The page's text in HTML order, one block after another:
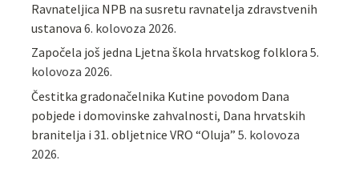
Ravnateljica NPB na susretu ravnatelja zdravstvenih
ustanova 6. kolovoza 2026.
Započela još jedna Ljetna škola hrvatskog folklora 5.
kolovoza 2026.
Čestitka gradonačelnika Kutine povodom Dana
pobjede i domovinske zahvalnosti, Dana hrvatskih
branitelja i 31. obljetnice VRO “Oluja” 5. kolovoza
2026.